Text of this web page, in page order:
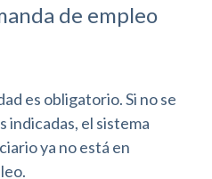
de empleo
es obligatorio. Si no se
indicadas, el sistema
ya no está en